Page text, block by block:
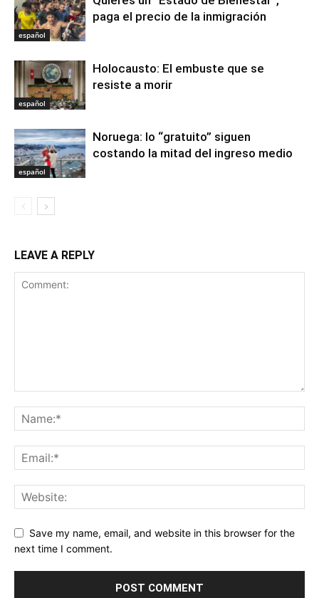
español
paga el precio de la inmigración
español
Holocausto: El embuste que se
resiste a morir
español
Noruega: lo “gratuito” siguen
costando la mitad del ingreso medio
LEAVE A REPLY
Save my name, email, and website in this browser for the
next time I comment.